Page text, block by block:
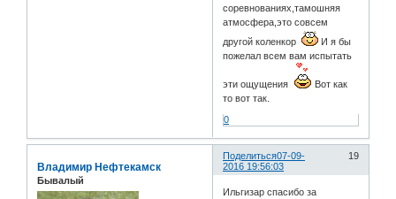
соревнованиях,тамошняя
атмосфера,это совсем
другой коленкор
И я бы
пожелал всем вам испытать
эти ощущения
Вот как
то вот так.
0
Поделиться 19
07-09-
2016 19:56:03
Владимир Нефтекамск
Бывалый
Ильгизар спасибо за